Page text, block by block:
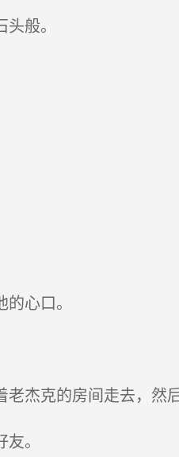
般。
心口。
杰克的房间走去，然
。